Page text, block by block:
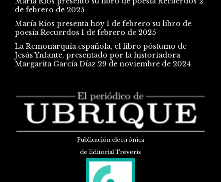
de febrero de 2025
María Ríos presenta hoy 1 de febrero su libro de
poesía Recuerdos 1 de febrero de 2025
La Remonarquía española, el libro póstumo de
Jesús Ynfante, presentado por la historiadora
Margarita García Díaz 29 de noviembre de 2024
Publicación electrónica
de Editorial Tréveris